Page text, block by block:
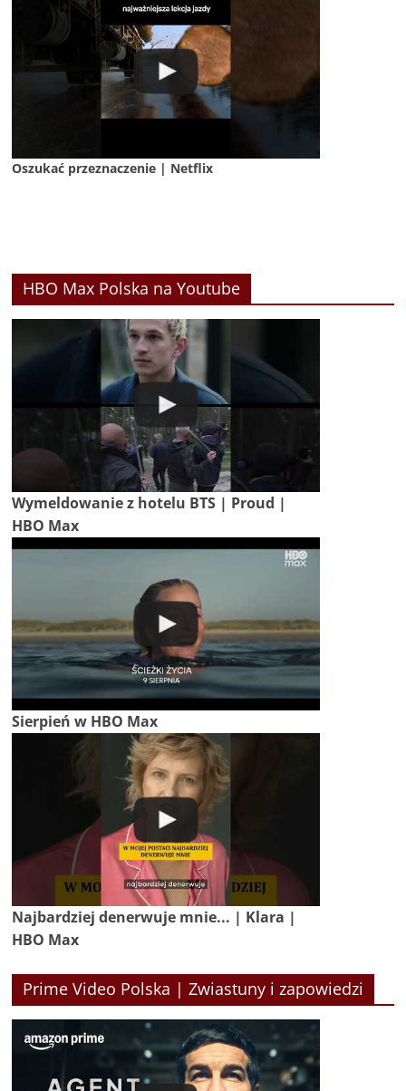
Oszukać przeznaczenie | Netflix
HBO Max Polska na Youtube
Wymeldowanie z hotelu BTS | Proud |
HBO Max
Sierpień w HBO Max
Najbardziej denerwuje mnie... | Klara |
HBO Max
Prime Video Polska | Zwiastuny i zapowiedzi